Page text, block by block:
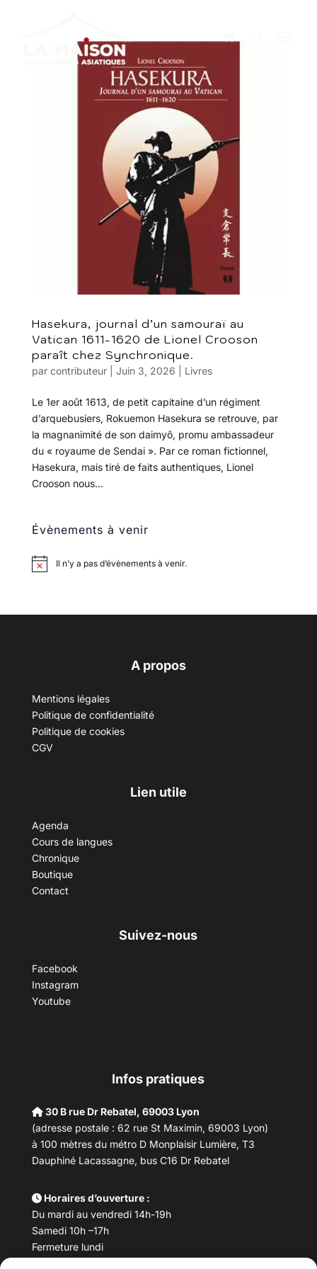
Hasekura, journal d’un samouraï au
Vatican 1611-1620 de Lionel Crooson
paraît chez Synchronique.
par contributeur| Juin 3, 2026 Livres
Le 1er août 1613, de petit capitaine d’un régiment
d’arquebusiers, Rokuemon Hasekura se retrouve, par
la magnanimité de son daimyô, promu ambassadeur
du « royaume de Sendai ». Par ce roman fictionnel,
Hasekura, mais tiré de faits authentiques, Lionel
Crooson nous...
Évènements à venir
Il n’y a pas d’évènements à venir.
A propos
Mentions légales
Politique de confidentialité
Politique de cookies
CGV
Lien utile
Agenda
Cours de langues
Chronique
Boutique
Contact
Suivez-nous
Facebook
Instagram
Youtube
Infos pratiques
30 B rue Dr Rebatel, 69003 Lyon
(adresse postale : 62 rue St Maximin, 69003 Lyon)
à 100 mètres du métro D Monplaisir Lumière, T3
Dauphiné Lacassagne, bus C16 Dr Rebatel
Horaires d’ouverture :
Du mardi au vendredi 14h-19h
Samedi 10h –17h
Fermeture lundi